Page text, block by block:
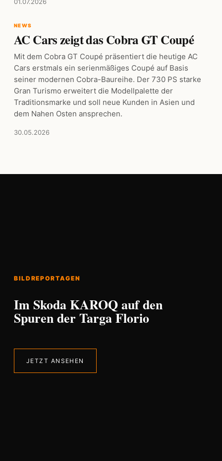
NEWS
AC Cars zeigt das Cobra GT Coupé
Mit dem Cobra GT Coupé präsentiert die heutige AC
Cars erstmals ein serienmäßiges Coupé auf Basis
seiner modernen Cobra-Baureihe. Der 730 PS starke
Gran Turismo erweitert die Modellpalette der
Traditionsmarke und soll neue Kunden in Asien und
dem Nahen Osten ansprechen.
30.05.2026
BILDREPORTAGEN
Im Skoda KAROQ auf den
Spuren der Targa Florio
JETZT ANSEHEN